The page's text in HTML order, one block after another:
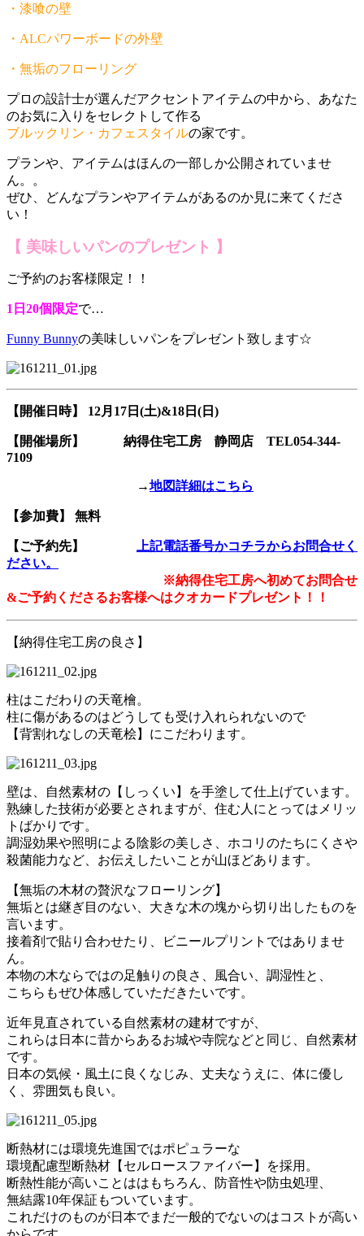
・漆喰の壁
・ALCパワーボードの外壁
・無垢のフローリング
プロの設計士が選んだアクセントアイテムの中から、あなた
のお気に入りをセレクトして作る
ブルックリン・カフェスタイルの家です。
プランや、アイテムはほんの一部しか公開されていませ
ん。。
ぜひ、どんなプランやアイテムがあるのか見に来てくださ
い！
【 美味しいパンのプレゼント 】
ご予約のお客様限定！！
1日20個限定で…
Funny Bunnyの美味しいパンをプレゼント致します☆
【開催日時】 12月17日(土)&18日(日)
【開催場所】 納得住宅工房 静岡店 TEL054-344-
7109
→地図詳細はこちら
【参加費】 無料
【ご予約先】
上記電話番号かコチラからお問合せく
ださい。
※納得住宅工房へ初めてお問合せ
&ご予約くださるお客様へはクオカードプレゼント！！
【納得住宅工房の良さ】
柱はこだわりの天竜檜。
柱に傷があるのはどうしても受け入れられないので
【背割れなしの天竜桧】にこだわります。
壁は、自然素材の【しっくい】を手塗して仕上げています。
熟練した技術が必要とされますが、住む人にとってはメリッ
トばかりです。
調湿効果や照明による陰影の美しさ、ホコリのたちにくさや
殺菌能力など、お伝えしたいことが山ほどあります。
【無垢の木材の贅沢なフローリング】
無垢とは継ぎ目のない、大きな木の塊から切り出したものを
言います。
接着剤で貼り合わせたり、ビニールプリントではありませ
ん。
本物の木ならではの足触りの良さ、風合い、調湿性と、
こちらもぜひ体感していただきたいです。
近年見直されている自然素材の建材ですが、
これらは日本に昔からあるお城や寺院などと同じ、自然素材
です。
日本の気候・風土に良くなじみ、丈夫なうえに、体に優し
く、雰囲気も良い。
断熱材には環境先進国ではポピュラーな
環境配慮型断熱材【セルロースファイバー】を採用。
断熱性能が高いことははもちろん、防音性や防虫処理、
無結露10年保証もついています。
これだけのものが日本でまだ一般的でないのはコストが高い